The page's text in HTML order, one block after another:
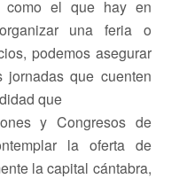
como el que hay en
una feria o
podemos asegurar
que cuenten
que
y Congresos de
la oferta de
la capital cántabra,